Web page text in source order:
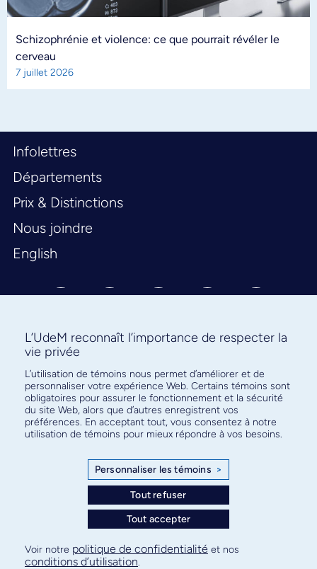
Schizophrénie et violence: ce que pourrait révéler le
cerveau
7 juillet 2026
Infolettres
Départements
Prix & Distinctions
Nous joindre
English
Abonnez-vous à notre infolettre
pour connaître l’actualité facultaire
Plan de site
Confidentialité
L’UdeM reconnaît l’importance de respecter la
vie privée
L’utilisation de témoins nous permet d’améliorer et de
personnaliser votre expérience Web. Certains témoins sont
obligatoires pour assurer le fonctionnement et la sécurité
du site Web, alors que d’autres enregistrent vos
préférences. En acceptant tout, vous consentez à notre
utilisation de témoins pour mieux répondre à vos besoins.
Personnaliser les témoins >
Tout refuser
Tout accepter
Voir notre politique de confidentialité et nos
conditions d’utilisation.